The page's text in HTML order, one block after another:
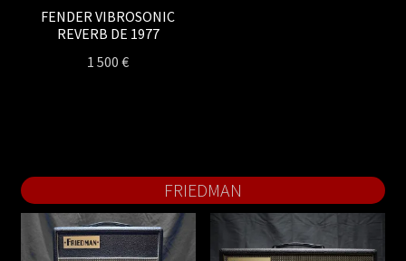
FENDER VIBROSONIC
REVERB DE 1977
1 500€
FRIEDMAN